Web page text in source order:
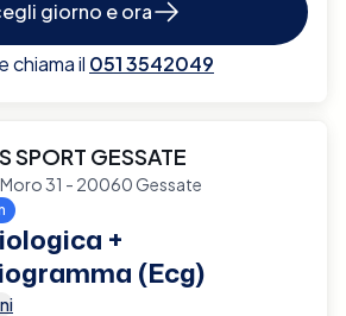
giorno e ora
chiama il 051 3542049
SPORT GESSATE
31 - 20060 Gessate
+
(Ecg)